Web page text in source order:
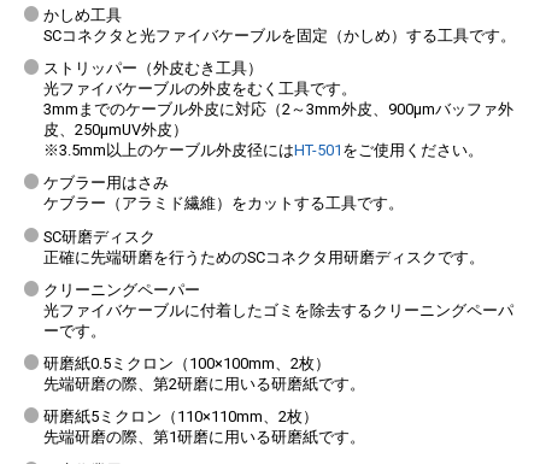
かしめ工具
SCコネクタと光ファイバケーブルを固定（かしめ）する工具です。
ストリッパー（外皮むき工具）
光ファイバケーブルの外皮をむく工具です。
3mmまでのケーブル外皮に対応（2～3mm外皮、900μmバッファ外
皮、250μmUV外皮）
※3.5mm以上のケーブル外皮径にはHT-501 をご使用ください。
ケブラー用はさみ
ケブラー（アラミド繊維）をカットする工具です。
SC研磨ディスク
正確に先端研磨を行うためのSCコネクタ用研磨ディスクです。
クリーニングペーパー
光ファイバケーブルに付着したゴミを除去するクリーニングペーパ
ーです。
研磨紙0.5ミクロン（100×100mm、2枚）
先端研磨の際、第2研磨に用いる研磨紙です。
研磨紙5ミクロン（110×110mm、2枚）
先端研磨の際、第1研磨に用いる研磨紙です。